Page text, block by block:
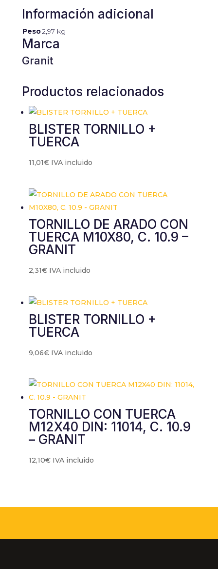
Información adicional
Peso2,97 kg
Marca
Granit
Productos relacionados
BLISTER TORNILLO +
TUERCA
11,01€ IVA incluido
TORNILLO DE ARADO CON
TUERCA M10X80, C. 10.9 –
GRANIT
2,31€ IVA incluido
BLISTER TORNILLO +
TUERCA
9,06€ IVA incluido
TORNILLO CON TUERCA
M12X40 DIN: 11014, C. 10.9
– GRANIT
12,10€ IVA incluido
contenido y
ofertas